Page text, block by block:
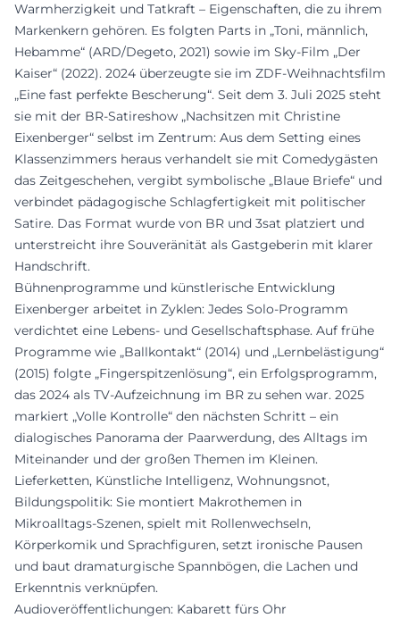
Warmherzigkeit und Tatkraft – Eigenschaften, die zu ihrem
Markenkern gehören. Es folgten Parts in „Toni, männlich,
Hebamme“ (ARD/Degeto, 2021) sowie im Sky-Film „Der
Kaiser“ (2022). 2024 überzeugte sie im ZDF-Weihnachtsfilm
„Eine fast perfekte Bescherung“. Seit dem 3. Juli 2025 steht
sie mit der BR-Satireshow „Nachsitzen mit Christine
Eixenberger“ selbst im Zentrum: Aus dem Setting eines
Klassenzimmers heraus verhandelt sie mit Comedygästen
das Zeitgeschehen, vergibt symbolische „Blaue Briefe“ und
verbindet pädagogische Schlagfertigkeit mit politischer
Satire. Das Format wurde von BR und 3sat platziert und
unterstreicht ihre Souveränität als Gastgeberin mit klarer
Handschrift.
Bühnenprogramme und künstlerische Entwicklung
Eixenberger arbeitet in Zyklen: Jedes Solo-Programm
verdichtet eine Lebens- und Gesellschaftsphase. Auf frühe
Programme wie „Ballkontakt“ (2014) und „Lernbelästigung“
(2015) folgte „Fingerspitzenlösung“, ein Erfolgsprogramm,
das 2024 als TV-Aufzeichnung im BR zu sehen war. 2025
markiert „Volle Kontrolle“ den nächsten Schritt – ein
dialogisches Panorama der Paarwerdung, des Alltags im
Miteinander und der großen Themen im Kleinen.
Lieferketten, Künstliche Intelligenz, Wohnungsnot,
Bildungspolitik: Sie montiert Makrothemen in
Mikroalltags-Szenen, spielt mit Rollenwechseln,
Körperkomik und Sprachfiguren, setzt ironische Pausen
und baut dramaturgische Spannbögen, die Lachen und
Erkenntnis verknüpfen.
Audioveröffentlichungen: Kabarett fürs Ohr